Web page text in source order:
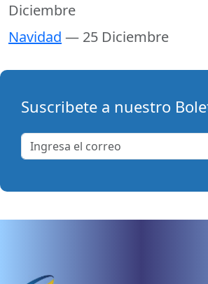
Diciembre
Navidad — 25 Diciembre
Suscribete a nuestro